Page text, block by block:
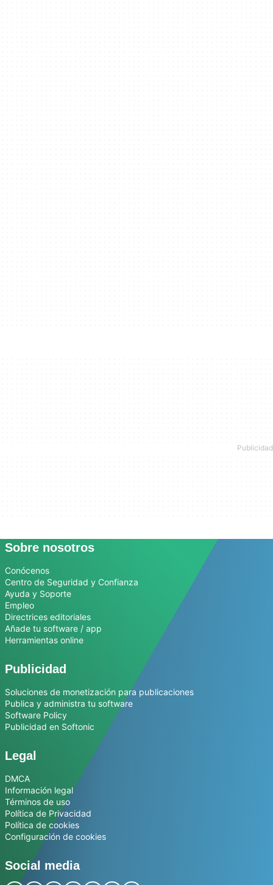
Sobre nosotros
Conócenos
Centro de Seguridad y Confianza
Ayuda y Soporte
Empleo
Directrices editoriales
Añade tu software / app
Herramientas online
Publicidad
Soluciones de monetización para publicaciones
Publica y administra tu software
Software Policy
Publicidad en Softonic
Legal
DMCA
Información legal
Términos de uso
Política de Privacidad
Política de cookies
Configuración de cookies
Social media